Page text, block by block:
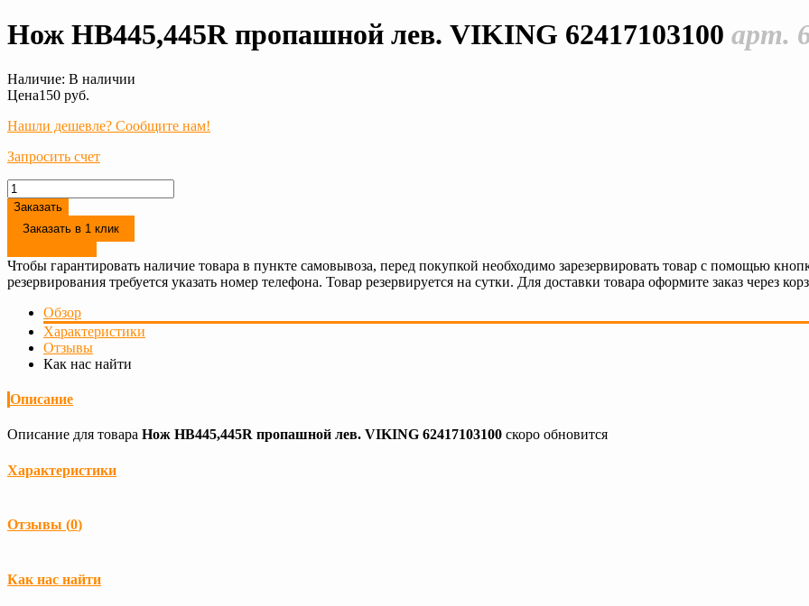
Нож HB445,445R пропашной лев. VIKING 62417103100 арт.
Наличие: В наличии
Цена150 руб.
Нашли дешевле? Сообщите нам!
Запросить счет
Заказать
Заказать в 1 клик
Чтобы гарантировать наличие товара в пункте самовывоза, перед покупкой необходимо зарезервировать товар с помощью
резервирования требуется указать номер телефона. Товар резервируется на сутки. Для доставки товара оформите заказ через
Обзор
Характеристики
Отзывы
Как нас найти
Описание
Описание для товара Нож HB445,445R пропашной лев. VIKING 62417103100 скоро обновится
Характеристики
Отзывы (0)
Как нас найти